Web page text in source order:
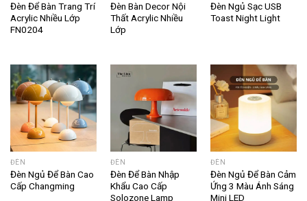
Đèn Để Bàn Trang Trí
Acrylic Nhiều Lớp
FN0204
Đèn Bàn Decor Nội
Thất Acrylic Nhiều
Lớp
Đèn Ngủ Sạc USB
Toast Night Light
ĐÈN
Đèn Ngủ Để Bàn Cao
Cấp Changming
ĐÈN
Đèn Để Bàn Nhập
Khẩu Cao Cấp
Solozone Lamp
ĐÈN
Đèn Ngủ Để Bàn Cảm
Ứng 3 Màu Ánh Sáng
Mini LED